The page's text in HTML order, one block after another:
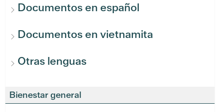
Documentos en español
Documentos en vietnamita
Otras lenguas
Bienestar general